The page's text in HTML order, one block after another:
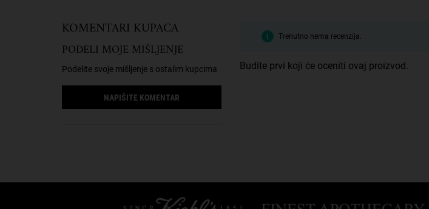
KOMENTARI KUPACA
PODELI MOJE MIŠLJENJE
Podelite svoje mišljenje s ostalim kupcima
NAPIŠITE KOMENTAR
Trenutno nema recenzija.
Budite prvi koji će oceniti ovaj proizvod.